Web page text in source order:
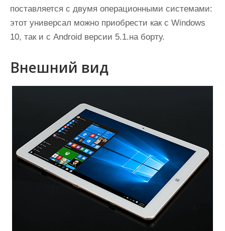
поставляется с двумя операционными системами:
этот универсал можно приобрести как с Windows
10, так и с Android версии 5.1.на борту.
Внешний вид